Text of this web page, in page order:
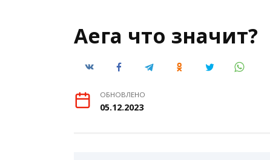
Аега что значит?
ОБНОВЛЕНО
05.12.2023